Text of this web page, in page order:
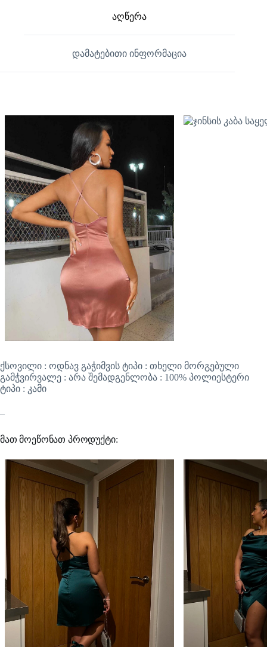
აღწერა
დამატებითი ინფორმაცია
ქსოვილი : ოდნავ გაჭიმვის ტიპი : თხელი მორგებული
გამჭვირვალე : არა შემადგენლობა : 100% პოლიესტერი
ტიპი : კამი
–
მათ მოეწონათ პროდუქტი: